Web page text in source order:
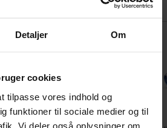
Detaljer Om
cookies
tilpasse vores indhold og
funktioner til sociale medier og til
Vi deler også oplysninger om
SALE